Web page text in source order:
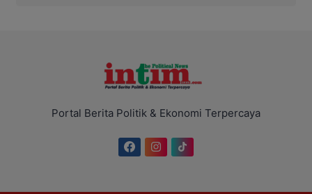
Portal Berita Politik & Ekonomi Terpercaya